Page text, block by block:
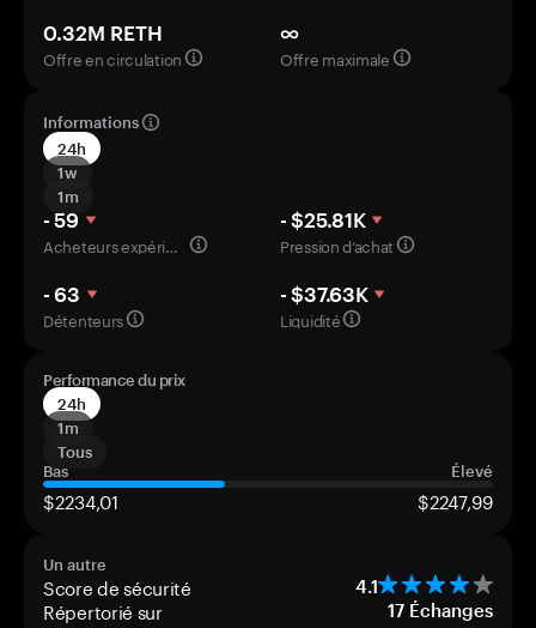
0.32M RETH
Offre en circulation
∞
Offre maximale
Informations
24h
1w
1m
- 59
Acheteurs expérimentés
- $25.81K
Pression d’achat
- 63
Détenteurs
- $37.63K
Liquidité
Performance du prix
24h
1m
Tous
Bas
Élevé
$2234,01 $2247,99
Un autre
Score de sécurité 4.1
Répertorié sur 17 Échanges